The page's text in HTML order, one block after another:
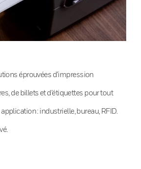
éprouvées d’impression
de billets et d’étiquettes pour tout
: industrielle, bureau, RFID.